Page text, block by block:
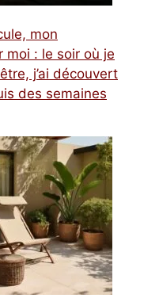
mon
moi : le soir où je
j’ai découvert
des semaines